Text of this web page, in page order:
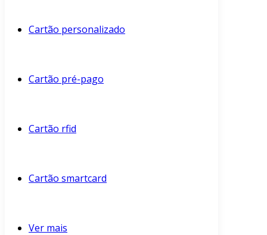
Cartão personalizado
Cartão pré-pago
Cartão rfid
Cartão smartcard
Ver mais